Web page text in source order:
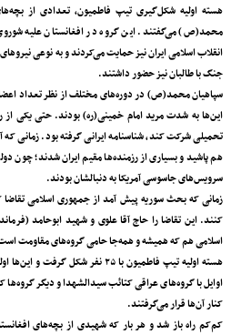
هسته‌ اولیه‌ شکل‌گیری تیپ فاطمیون، تعدادی از
محمد(ص) می‌گفتند. این گروه در افغانستان علیه
انقلاب اسلامی ایران نیز حمایت می‌کردند و به‌ نوعی
جنگ با طالبان نیز حضور داشتند.
سپاهیان محمد(ص) در دوره‌های مختلف از نظر تعداد
این‌ها به شدت مرید امام خمینی(ره) بودند. حتی یکی از
تحمیلی شرکت کند، شناسنامه ایرانی گرفته بود. زمانی که
هم پاشید و بسیاری از رزمنده‌ها مقیم ایران شدند؛ چون
سرویس‌های جاسوسی آمریکا به دنبالشان بودند.
زمانی که بحث سوریه پیش آمد از جمهوری اسلامی
کنند. این تقاضا را حاج آقا علوی و شهید ابوحامد
اسلامی هم که همیشه و همه‌جا حامی گروه‌های مقاومت
هسته اولیه تیپ فاطمیون با ۲۵ نفر
اوایل با گروه‌های عراقی کتائب سیدالشهدا و دیگر
کنار آن‌ها قرار می‌گرفتند.
کم‌کم راه باز شد و هر بار که شهیدی از بچه‌های